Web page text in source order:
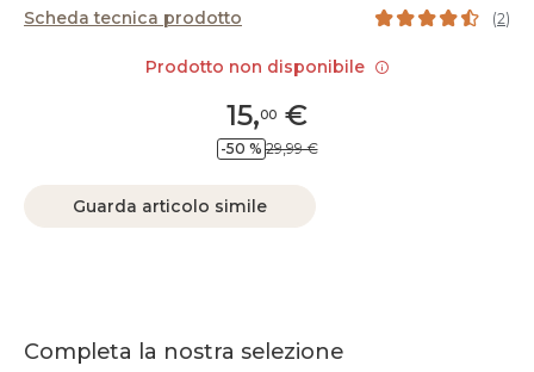
Scheda tecnica prodotto (2)
15,00 €
-50 % 29,99 €
Guarda articolo simile
Completa la nostra selezione